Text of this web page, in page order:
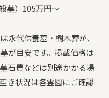
墓）105万円〜
永代供養墓・樹木葬が、
が目安です。掲載価格は
石費などは別途かかる場
き状況は各霊園にご確認